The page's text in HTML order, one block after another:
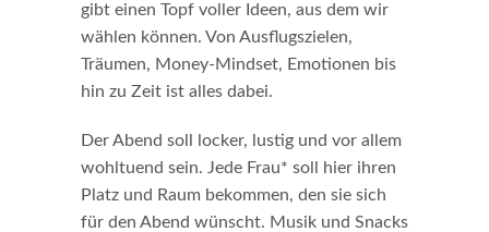
gibt einen Topf voller Ideen, aus dem wir
wählen können. Von Ausflugszielen,
Träumen, Money-Mindset, Emotionen bis
hin zu Zeit ist alles dabei.
Der Abend soll locker, lustig und vor allem
wohltuend sein. Jede Frau* soll hier ihren
Platz und Raum bekommen, den sie sich
für den Abend wünscht. Musik und Snacks